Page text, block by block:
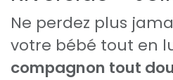
Ne perdez plus
votre bébé tout en
compagnon tout